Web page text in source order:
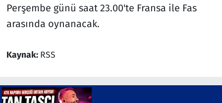
Perşembe günü saat 23.00'te Fransa ile Fas
arasında oynanacak.
Kaynak: RSS